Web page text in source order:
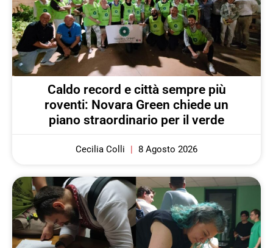
Caldo record e città sempre più
roventi: Novara Green chiede un
piano straordinario per il verde
Cecilia Colli 8 Agosto 2026